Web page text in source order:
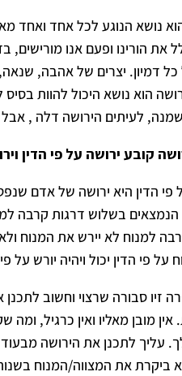
נושא הנוגע לכל אחד ואחד
את הורינו ופעם אנו מורישים,
דמיון. יצרים של אהבה,
הוא נושא היכול להוות
לעיתים הירושה דלה ,
קובע ירושה על פי הדין
פי הדין היא ירושה של אדם
הנמצאים בשלוש דרגות קרבה
למנוח לא יירש את המנוח
על פי הדין יכול ויהיה יורש
זיו סבורה שרצוי וחשוב
מובן מאליו ואין כרגיל,
עליך לתכנן את הירושה
את המצווה/המנוח